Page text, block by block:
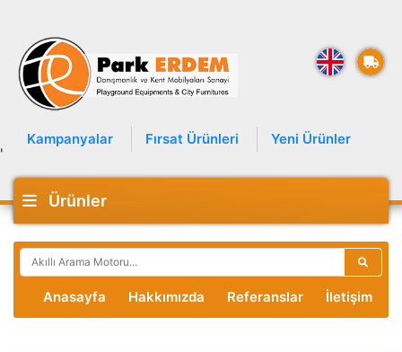
Kampanyalar Fırsat Ürünleri Yeni Ürünler
'
Ürünler
Anasayfa Hakkımızda Referanslar İletişim